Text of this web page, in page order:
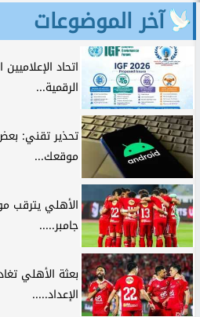
آخر الموضوعات
اتحاد
الرقمية...
تحذير تقني:
موقعك...
الأهلي يترقب
جامبر.....
بعثة الأهلي
الإعداد.....